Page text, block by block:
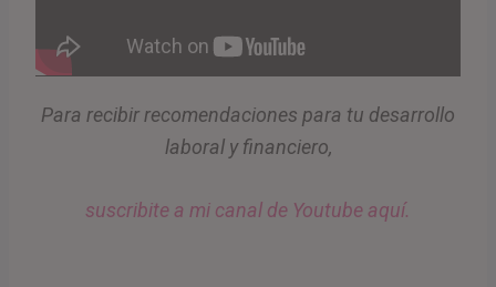
Para recibir recomendaciones para tu desarrollo
laboral y financiero,
suscribite a mi canal de Youtube aquí.